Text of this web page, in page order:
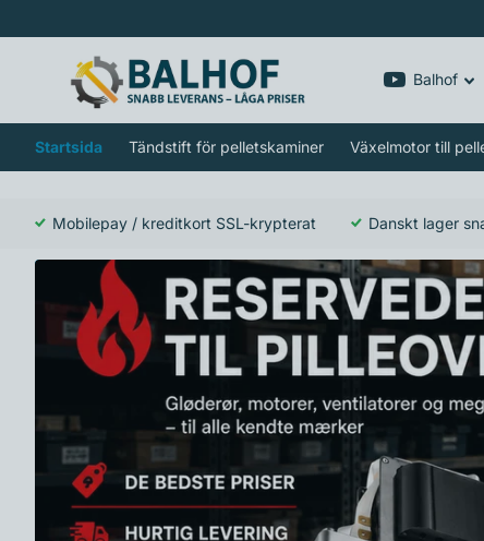
Balhof
Startsida Tändstift för pelletskaminer Växelmotor till
Mobilepay / kreditkort SSL-krypterat Danskt lager